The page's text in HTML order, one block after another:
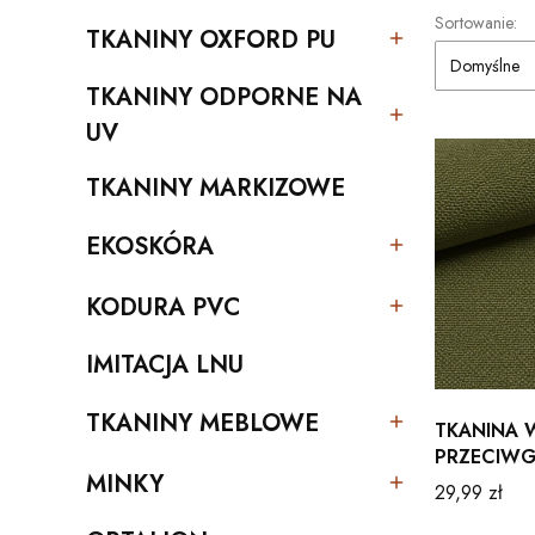
Kategoria - TKANINY OXFORD PU
TKANINY OXFORD PU
Kategoria - TKANINY ODPORNE NA UV
TKANINY ODPORNE NA
UV
Kategoria - TKANINY MARKIZOWE
TKANINY MARKIZOWE
Kategoria - EKOSKÓRA
EKOSKÓRA
Kategoria - KODURA PVC
KODURA PVC
Kategoria - IMITACJA LNU
IMITACJA LNU
Kategoria - TKANINY MEBLOWE
TKANINY MEBLOWE
Kategoria - MINKY
MINKY
Lista
Sortowanie:
Domyślne
TKANINA
oliwka
Cena
29,99 zł